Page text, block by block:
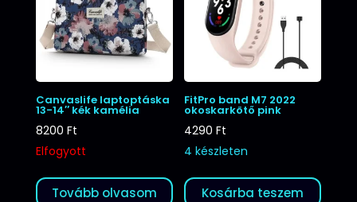
Canvaslife laptoptáska
13-14″ kék kamélia
8200 Ft
Elfogyott
Tovább olvasom
FitPro band M7 2022
okoskarkötő pink
4290Ft
4 készleten
Kosárba teszem